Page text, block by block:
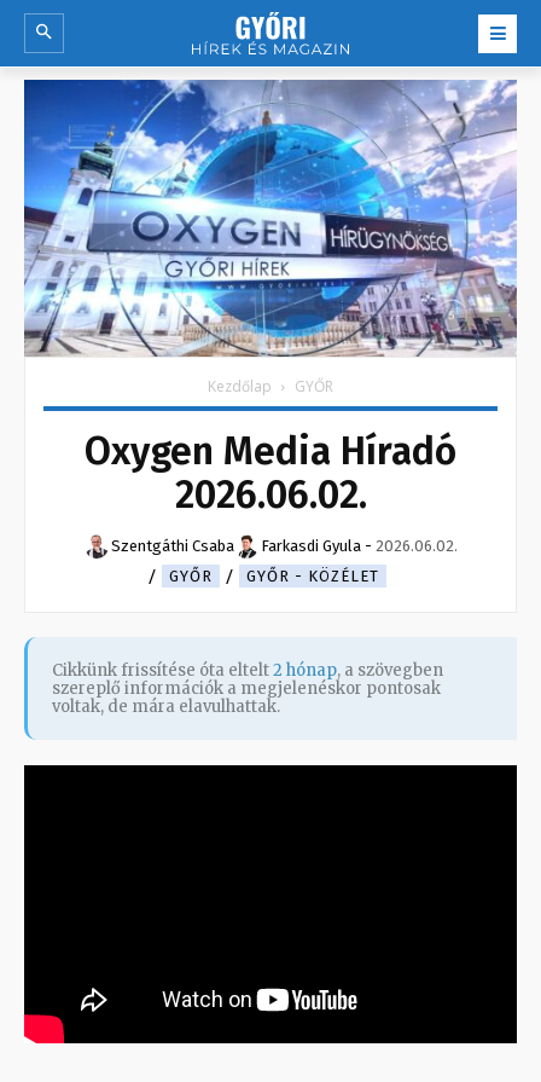
Kezdőlap GYŐR
Oxygen Media Híradó
2026.06.02.
Szentgáthi Csaba Farkasdi Gyula - 2026.06.02.
GYŐR
GYŐR - KÖZÉLET
Cikkünk frissítése óta eltelt2 hónap, a szövegben
szereplő információk a megjelenéskor pontosak
voltak, de mára elavulhattak.